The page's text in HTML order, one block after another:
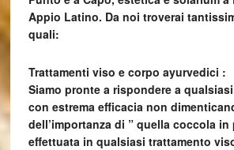
Appio Latino. Da noi troverai
quali:
Trattamenti viso e corpo ayurvedici :
Siamo pronte a rispondere a
con estrema efficacia non
dell’importanza di ” quella coccola in
effettuata in qualsiasi trattamento